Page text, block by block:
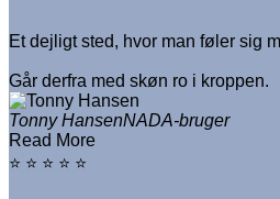
Et dejligt sted, hvor man føler sig
Går derfra med skøn ro i kroppen.
Tonny HansenNADA-bruger
Read More
⭐ ⭐ ⭐ ⭐ ⭐